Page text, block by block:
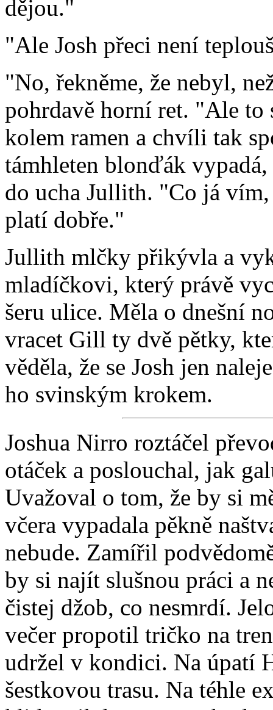
dějou."
"Ale Josh přeci není
"No, řekněme, že nebyl,
pohrdavě horní ret. "Ale to
kolem ramen a chvíli tak
támhleten blonďák
do ucha Jullith. "Co já
platí dobře."
Jullith mlčky přikývla a
mladíčkovi, který právě
šeru ulice. Měla o dnešní
vracet Gill ty dvě pětky,
věděla, že se Josh jen
ho svinským krokem.
Joshua Nirro roztáčel
otáček a poslouchal, jak
Uvažoval o tom, že by si
včera vypadala pěkně
nebude. Zamířil
by si najít slušnou práci a
čistej džob, co nesmrdí.
večer propotil tričko na
udržel v kondici. Na úpatí
šestkovou trasu. Na téhle